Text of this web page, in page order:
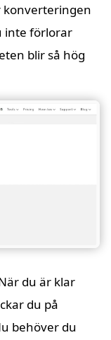
konverteringen
inte förlorar
blir så hög
du är klar
du på
behöver du